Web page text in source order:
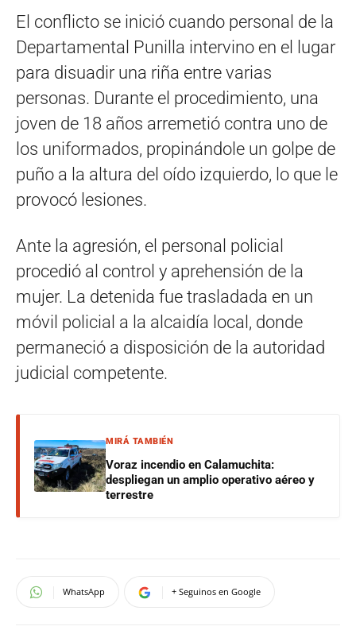
El conflicto se inició cuando personal de la
Departamental Punilla intervino en el lugar
para disuadir una riña entre varias
personas. Durante el procedimiento, una
joven de 18 años arremetió contra uno de
los uniformados, propinándole un golpe de
puño a la altura del oído izquierdo, lo que le
provocó lesiones.
Ante la agresión, el personal policial
procedió al control y aprehensión de la
mujer. La detenida fue trasladada en un
móvil policial a la alcaidía local, donde
permaneció a disposición de la autoridad
judicial competente.
MIRÁ TAMBIÉN
Voraz incendio en Calamuchita:
despliegan un amplio operativo aéreo y
terrestre
WhatsApp + Seguinos en Google